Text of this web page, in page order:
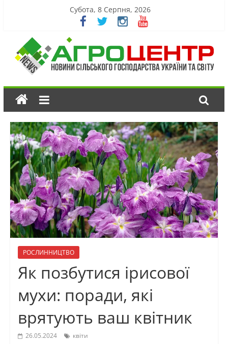
Субота, 8 Серпня, 2026
РОСЛИННИЦТВО
Як позбутися ірисової
мухи: поради, які
врятують ваш квітник
26.05.2024 квіти